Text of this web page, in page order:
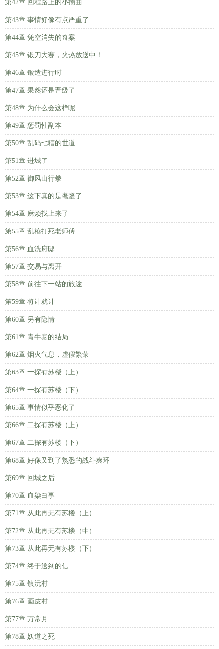
第42章 回程路上的小插曲
第43章 事情好像有点严重了
第44章 凭空消失的奇案
第45章 锻刀大赛，火热放送中！
第46章 锻造进行时
第47章 果然还是晋级了
第48章 为什么会这样呢
第49章 惩罚性副本
第50章 乱码七糟的世道
第51章 进城了
第52章 御风山行拳
第53章 这下真的是耄耋了
第54章 麻烦找上来了
第55章 乱枪打死老师傅
第56章 血洗府邸
第57章 交易与离开
第58章 前往下一站的旅途
第59章 将计就计
第60章 另有隐情
第61章 青牛寨的结局
第62章 烟火气息，虚假繁荣
第63章 一探有苏楼（上）
第64章 一探有苏楼（下）
第65章 事情似乎恶化了
第66章 二探有苏楼（上）
第67章 二探有苏楼（下）
第68章 好像又到了熟悉的战斗爽环
第69章 回城之后
第70章 血染白事
第71章 从此再无有苏楼（上）
第72章 从此再无有苏楼（中）
第73章 从此再无有苏楼（下）
第74章 终于送到的信
第75章 镇沅村
第76章 画皮村
第77章 万常月
第78章 妖道之死